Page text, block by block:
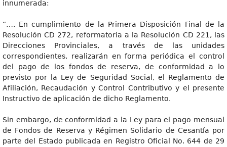
innumerada:
“…. En cumplimiento de la Primera Disposición Final de la
Resolución CD 272, reformatoria a la Resolución CD 221, las
Direcciones Provinciales, a través de las unidades
correspondientes, realizarán en forma periódica el control
del pago de los fondos de reserva, de conformidad a lo
previsto por la Ley de Seguridad Social, el Reglamento de
Afiliación, Recaudación y Control Contributivo y el presente
Instructivo de aplicación de dicho Reglamento.
Sin embargo, de conformidad a la Ley para el pago mensual
de Fondos de Reserva y Régimen Solidario de Cesantía por
parte del Estado publicada en Registro Oficial No. 644 de 29